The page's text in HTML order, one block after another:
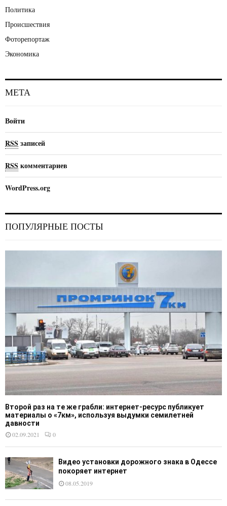
Политика
Происшествия
Фоторепортаж
Экономика
МЕТА
Войти
RSS записей
RSS комментариев
WordPress.org
ПОПУЛЯРНЫЕ ПОСТЫ
Второй раз на те же грабли: интернет-ресурс публикует
материалы о «7км», используя выдумки семилетней
давности
02.09.2021
0
Видео установки дорожного знака в Одессе
покоряет интернет
08.05.2019